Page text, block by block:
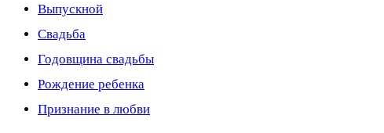
Выпускной
Свадьба
Годовщина свадьбы
Рождение ребенка
Признание в любви